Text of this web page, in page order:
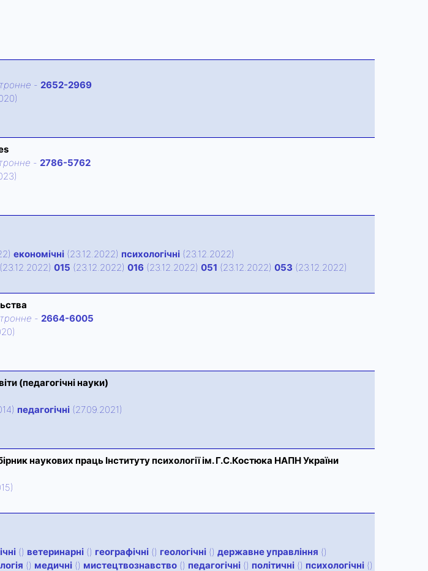
- 2652-2969
- 2786-5762
економічні (23.12.2022) психологічні (23.12.2022)
(23.12.2022) 015 (23.12.2022) 016 (23.12.2022) 051 (23.12.2022) 053 (23.12.2022)
- 2664-6005
(педагогічні науки)
педагогічні (27.09.2021)
наукових праць Інституту психології ім. Г.С.Костюка НАПН України
() ветеринарні () географічні () геологічні () державне управління ()
() медичні () мистецтвознавство () педагогічні () політичні () психологічні ()